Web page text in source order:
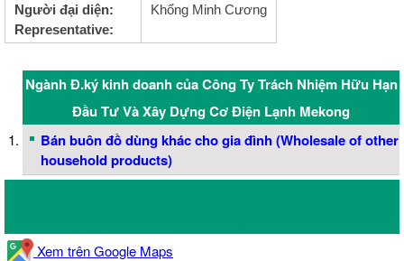
Người đại diện:
Representative:
Khổng Minh Cương
Ngành Đ.ký kinh doanh của Công Ty Trách Nhiệm Hữu Hạn
Đầu Tư Và Xây Dựng Cơ Điện Lạnh Mekong
Bán buôn đồ dùng khác cho gia đình (Wholesale of other
household products)
Xem trên Google Maps